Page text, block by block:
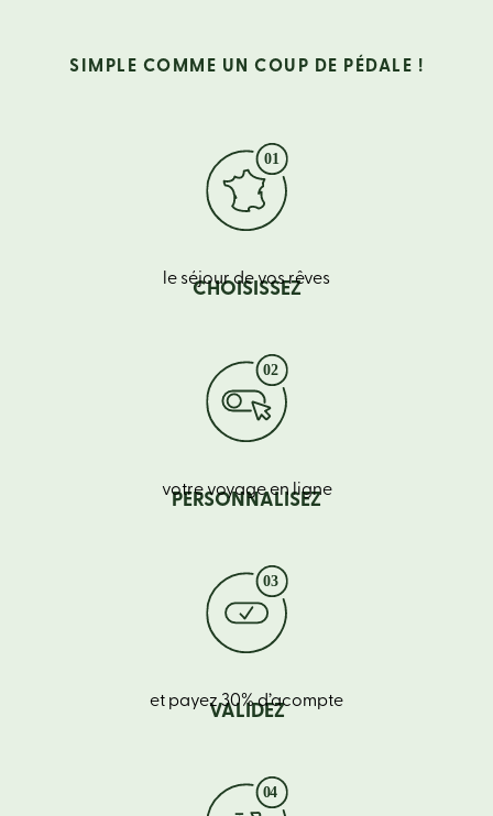
SIMPLE COMME UN COUP DE PÉDALE !
CHOISISSEZ
le séjour de vos rêves
PERSONNALISEZ
votre voyage en ligne
VALIDEZ
et payez 30% d’acompte